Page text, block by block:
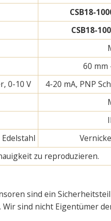
CSB18-
CSB18-
60 mm
0-10 V
4-20 mA, PNP
zu reproduzieren.
sind ein Sicherheitsteil
sind nicht Eigentümer